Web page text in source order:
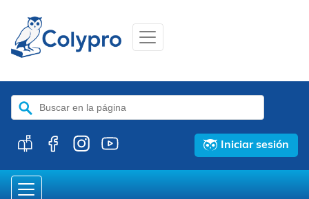
Buscar:
Iniciar sesión